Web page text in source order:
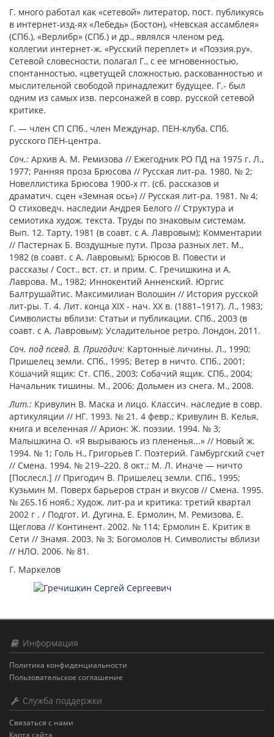
Г. много работал как «сетевой» литера­тор, пост. публикуясь
в интернет-изд-ях «Лебедь» (Бостон), «Невская ассамб­лея»
(СПб.), «Верлибр» (СПб.) и др., являлся членом ред.
коллегии интернет-ж. «Русский переплет» и «Поэзия.ру».
Сетевой словесности, полагал Г., с ее мгно­венностью,
спонтанностью, «цветущей слож­ностью, раскованностью и
мыслительной сво­бодой принадлежит будущее. Г.- был
одним из са­мых изв. персонажей в совр. русской сетевой
критике.
Г. ― член СП СПб., член Междунар. ПЕН-клуба, СПб.
русского ПЕН-центра.
Соч.: Архив А. М. Ремизова // Ежегодник РО ПД на 1975 г. Л.,
1977; Ранняя проза Брюсова // Русская лит-ра. 1980. № 2;
Новеллистика Брюсова 1900-х гг. (сб. рассказов и
драматич. сцен «Земная ось») // Русская лит-ра. 1981. № 4;
О стиховедч. наследии Андрея Белого // Структура и
семиотика худож. текста. Труды по знаковым системам.
Вып. 12. Тарту, 1981 (в соавт. с А. Лавровым); Комментарии
// Пастернак Б. Воздушные пути. Проза разных лет. М.,
1982 (в соавт. с А. Лавровым); Брюсов В. Повести и
рассказы / Сост., вст. ст. и прим. С. Гречишкина и А.
Лаврова. М., 1982; Иннокентий Анненский. Юргис
Балтрушайтис. Максимилиан Волошин // История русской
лит-ры. Т. 4. Лит. конца XIX - нач. XX в. (1881–1917). Л., 1983;
Символисты вблизи: Статьи и публикации. СПб., 2003 (в
соавт. с А. Лавровым); Усладительное ретро. Лондон, 2011.
Соч. под псевд. В. Пригодич: Картонные личины. Л., 1990;
Пришелец земли. СПб., 1995; Ветер в ничто. СПб., 2001;
Кошачий ящик: Ст. СПб., 2003; Собачий ящик. СПб., 2004;
Начальник тишины. М., 2006; Дольмен из снега. М., 2008.
Лит.: Кривулин В. Маска и лицо. Классич. на­следие в совр.
артикуляции // НГ. 1993. № 21. 4 февр.; Кривулин В. Келья,
книга и вселенная // Арион: Ж. поэзии. 1994. № 3;
Малышкина О. «Я вырываюсь из плененья...» // Новый ж.
1994. № 1; Голь Н., Григорьев Г. Поэтерий. Гамбургский счет
// Смена. 1994. № 219–220. 8 окт.; М. Л. Иначе ― ничто
[Послесл.] // Пригодич В. Пришелец земли. СПб., 1995;
Кузьмин М. Поверх барьеров стран и вкусов // Смена. 1995.
№ 265.1б нояб.; Худож. лит-ра и критика: третий квартал
2002 г . / Подгот. И. Дугина, Е. Ермолин, М. Ремизова, Е.
Щеглова // Континент. 2002. № 114; Ермолин Е. Критик в
Сети // Знамя. 2003. № 3; Богомолов Н. Символисты вблизи
// НЛО. 2006. № 81.
Г. Маркелов
Информация
Политика конфиденциальности
Пользовательское соглашение
Служба поддержки
Связаться с нами
Карта сайта